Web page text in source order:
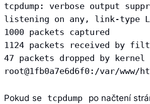
tcpdump: verbose output
listening on any, link-type
1000 packets captured
1124 packets received by
47 packets dropped by kernel
root@1fb0a7e6d6f0:/var/www/
Pokud se tcpdump po načtení